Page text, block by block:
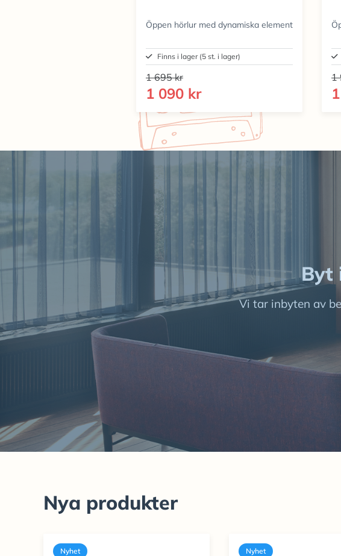
Öppen hörlur med dynamiska element
Finns i lager (5 st. i lager)
1 695 kr
1 090 kr
1
Byt
Vi tar inbyten av
Nya produkter
Nyhet Nyhet